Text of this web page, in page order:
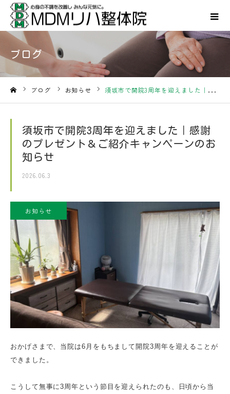
ブログ
ブログ お知らせ 須坂市で開院3周年を迎えました｜感謝のプレゼント＆ご紹介キャンペーンのお知らせ
須坂市で開院3周年を迎えました｜感謝
のプレゼント＆ご紹介キャンペーンのお
知らせ
2026.06.3
お知らせ
おかげさまで、当院は6月をもちまして開院3周年を迎えることが
できました。
こうして無事に3周年という節目を迎えられたのも、日頃から当